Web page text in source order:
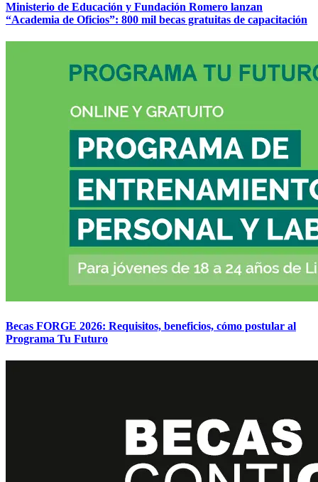
Ministerio de Educación y Fundación Romero lanzan
“Academia de Oficios”: 800 mil becas gratuitas de capacitación
Becas FORGE 2026: Requisitos, beneficios, cómo postular al
Programa Tu Futuro